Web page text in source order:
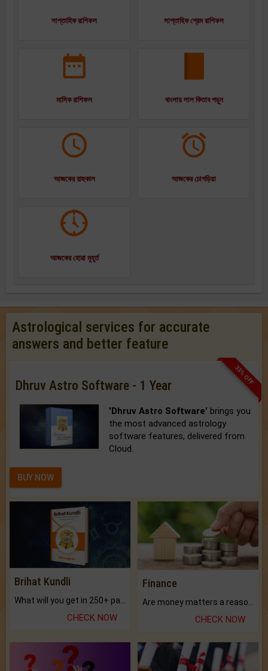
সাপ্তাহিক রাশিফল সাপ্তাহিক প্রেম রাশিফল
মাসিক রাশিফল বাংলায় লাল কিতাব পড়ুন
আজকের রাহুকাল আজকের চোগড়িয়া
আজকের হোৱা মুহূর্ত
Astrological services for accurate
answers and better feature
33% OFF
Dhruv Astro Software - 1 Year
'Dhruv Astro Software' brings you
the most advanced astrology
software features, delivered from
Cloud.
BUY NOW
Brihat Kundli
CHECK NOW
Finance
CHECK NOW